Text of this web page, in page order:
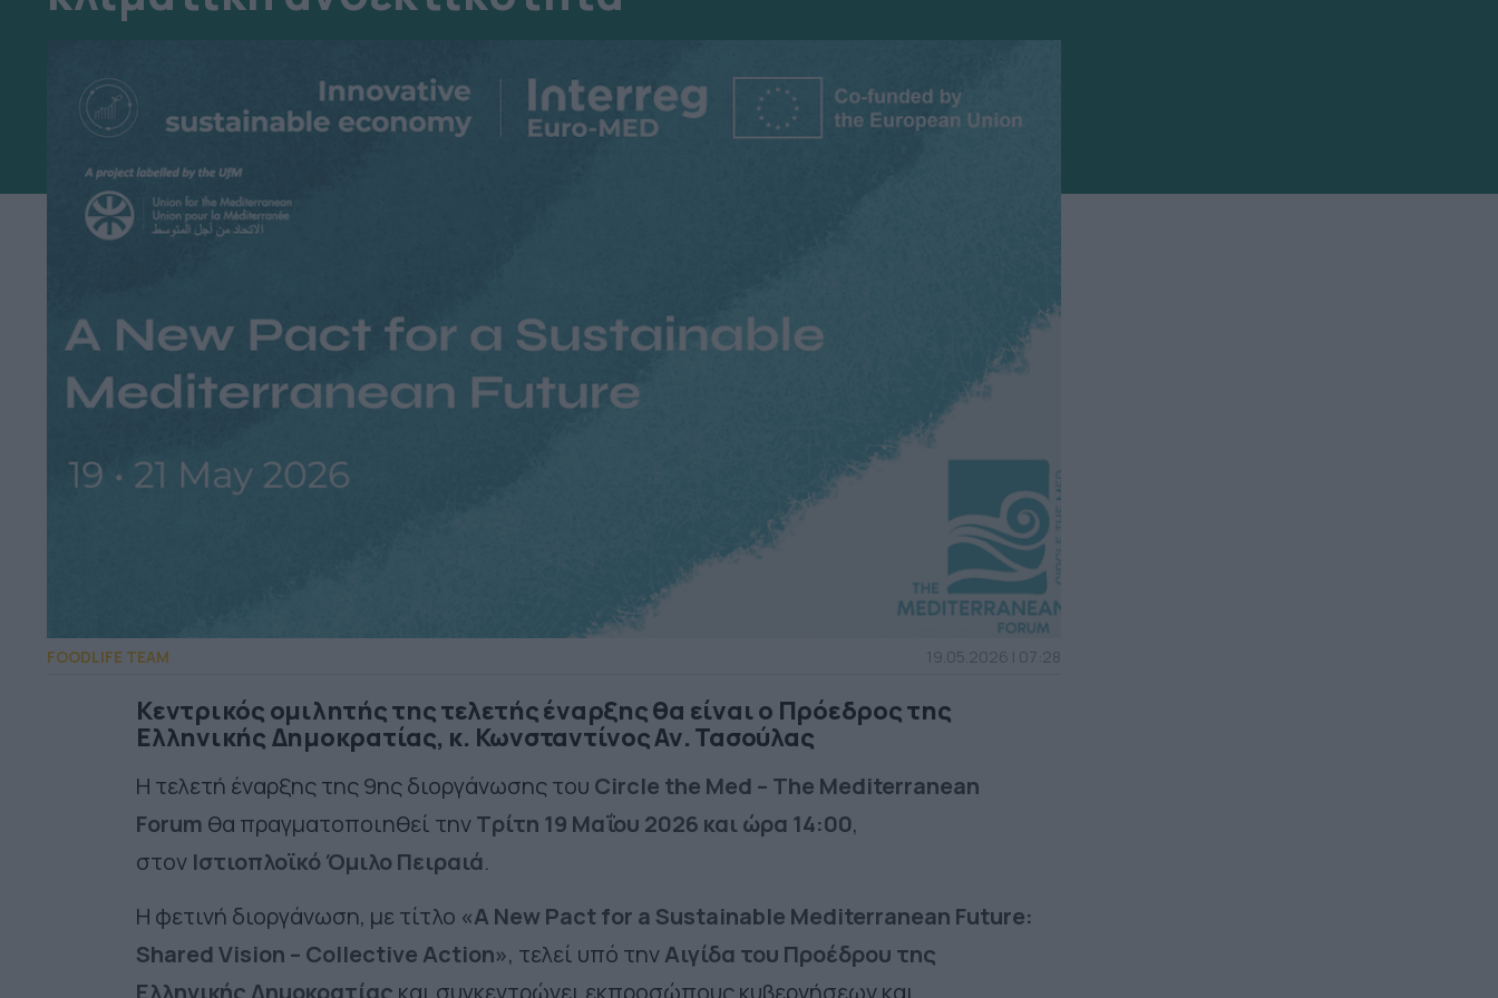
FOODLIFE TEAM 19.05.2026 | 07:28
Κεντρικός ομιλητής της τελετής έναρξης θα είναι ο Πρόεδρος της
Ελληνικής Δημοκρατίας, κ. Κωνσταντίνος Αν. Τασούλας
Η τελετή έναρξης της 9ης διοργάνωσης του Circle the Med – The Mediterranean
Forum θα πραγματοποιηθεί τηνΤρίτη 19 Μαΐου 2026 και ώρα 14:00,
στον Ιστιοπλοϊκό Όμιλο Πειραιά.
Η φετινή διοργάνωση, με τίτλο «A New Pact for a Sustainable Mediterranean Future:
Shared Vision – Collective Action», τελεί υπό τηνΑιγίδα του Προέδρου της